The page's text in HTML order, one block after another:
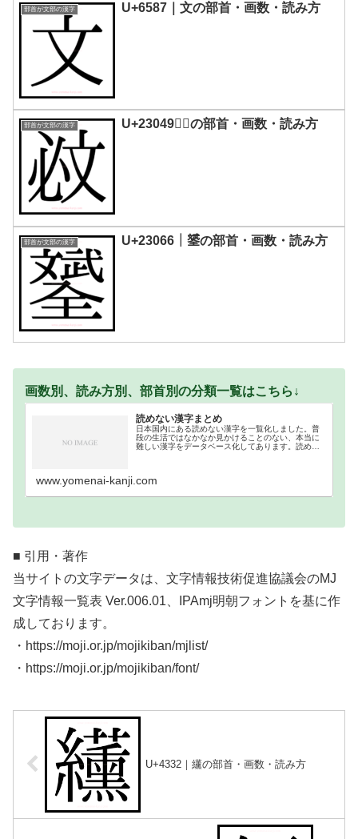
部首が文部の漢字 U+6587｜文の部首・画数・読み方
部首が文部の漢字 U+23049｜𣁉の部首・画数・読み方
部首が文部の漢字 U+23066｜𣁦の部首・画数・読み方
画数別、読み方別、部首別の分類一覧はこちら↓
読めない漢字まとめ
日本国内にある読めない漢字を一覧化しました。普
段の生活ではなかなか見かけることのない、本当に
難しい漢字をデータベース化してあります。読めな
www.yomenai-kanji.com
■ 引用・著作
当サイトの文字データは、文字情報技術促進協議会のMJ
文字情報一覧表 Ver.006.01、IPAmj明朝フォントを基に作
成しております。
・https://moji.or.jp/mojikiban/mjlist/
・https://moji.or.jp/mojikiban/font/
U+4332｜䌲の部首・画数・読み方